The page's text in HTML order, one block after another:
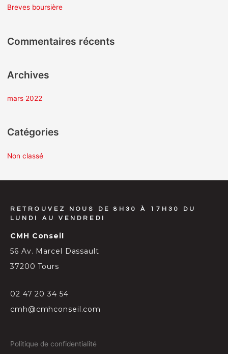
e
Breves boursière
Commentaires récents
Archives
mars 2022
Catégories
Non classé
RETROUVEZ NOUS DE 8H30 À 17H30 DU
LUNDI AU VENDREDI
CMH Conseil
56 Av. Marcel Dassault
37200 Tours
02 47 20 34 54
cmh@cmhconseil.com
Politique de confidentialité